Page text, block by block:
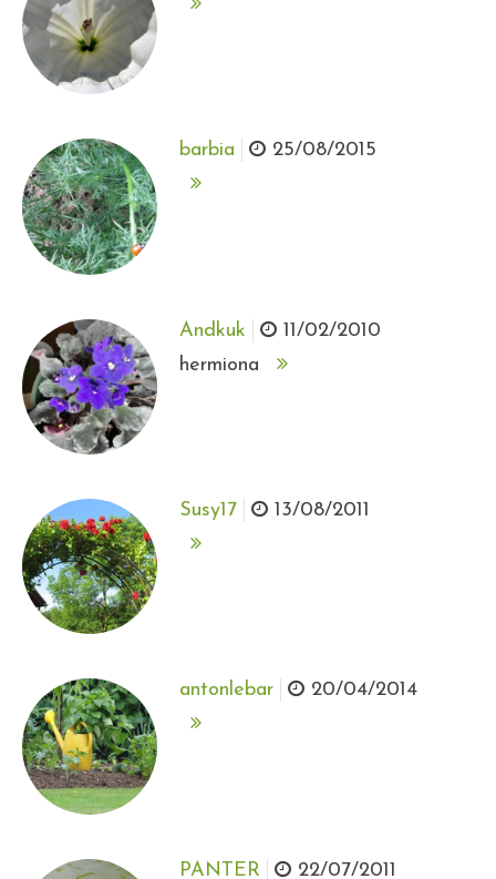
barbia 25/08/2015
Andkuk
11/02/2010
hermiona
Susy17 13/08/2011
antonlebar 20/04/2014
PANTER 22/07/2011